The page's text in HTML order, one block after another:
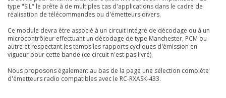
type "SIL" le prête à de multiples cas d'applications dans le cadre de
réalisation de télécommandes ou d'émetteurs divers.
Ce module devra être associé à un circuit intégré de décodage ou à un
microcontrôleur effectuant un décodage de type Manchester, PCM ou
autre et respectant les temps les rapports cycliques d'émission en
vigueur pour cette bande (ce circuit n'est pas livré).
Nous proposons également au bas de la page une sélection complète
d'émetteurs radio compatibles avec le RC-RXASK-433.